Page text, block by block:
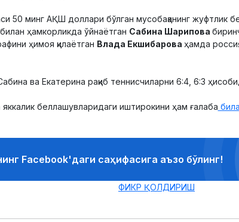
50 минг АҚШ доллари бўлган мусобақанинг жуфтлик
билан ҳамкорликда ўйнаётган Сабина Шарипова
ҳимоя қилаётган Влада Екшибарова ҳамда
ва Екатерина рақиб теннисчиларни 6:4, 6:3
яккалик беллашувларидаги иштирокини ҳам ғалаба
Facebook'даги саҳифасига аъзо бўлинг!
ФИКР ҚОЛДИРИШ